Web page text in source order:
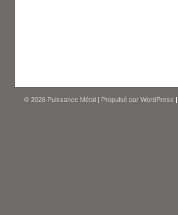
© 2026 Puissance Métal | Propulsé par WordPress |